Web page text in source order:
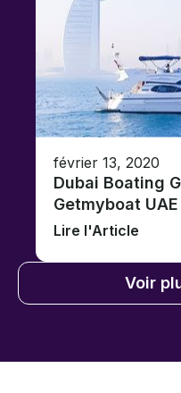
février 13, 2020
Dubai Boating
Getmyboat UAE
Lire l'Article
Voir